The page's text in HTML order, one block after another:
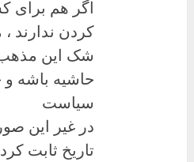
اگر هم برای
کردن ندارند
شک این مذهب
حاشیه باشه
سیاست
در غیر این
تاریخ ثابت